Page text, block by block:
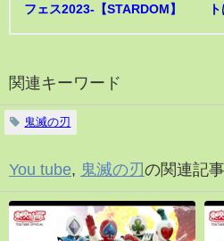
フェス2023-【STARDOM】
関連キーワード
鬼滅の刃
You tube, 鬼滅の刃の関連記事